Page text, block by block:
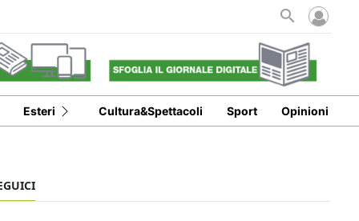
Esteri Cultura&Spettacoli Sport Opinioni